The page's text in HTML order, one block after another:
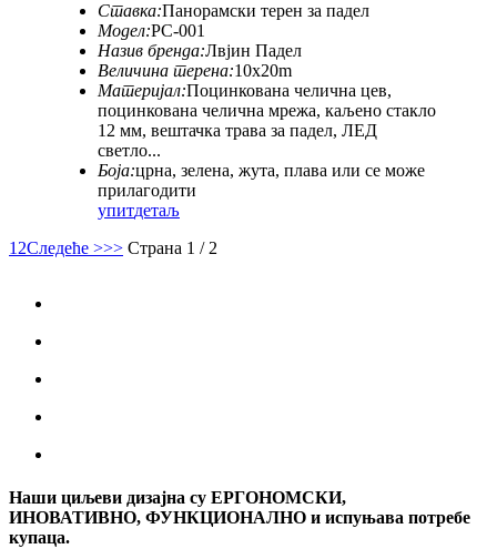
Ставка:Панорамски терен за падел
Модел:PC-001
Назив бренда:Лвјин Падел
Величина терена:10x20m
Материјал:Поцинкована челична цев,
поцинкована челична мрежа, каљено стакло
12 мм, вештачка трава за падел, ЛЕД
светло...
Боја:црна, зелена, жута, плава или се може
прилагодити
упитдетаљ
1 2Следеће >>> Страна 1 / 2
Наши циљеви дизајна су ЕРГОНОМСКИ,
ИНОВАТИВНО, ФУНКЦИОНАЛНО и испуњава потребе
купаца.